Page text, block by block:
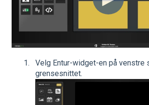
Velg Entur-widget-en på venstre
grensesnittet.